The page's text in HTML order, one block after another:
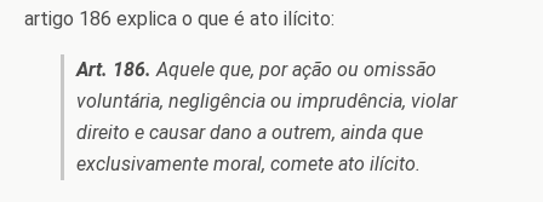
artigo 186 explica o que é ato ilícito:
Art. 186. Aquele que, por ação ou omissão
voluntária, negligência ou imprudência, violar
direito e causar dano a outrem, ainda que
exclusivamente moral, comete ato ilícito.